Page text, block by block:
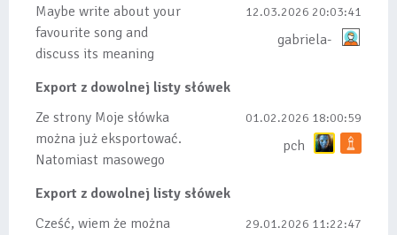
Maybe write about your
favourite song and
discuss its meaning
12.03.2026 20:03:41
gabriela-
Export z dowolnej listy słówek
Ze strony Moje słówka
można już eksportować.
Natomiast masowego
bo wiąże się...
01.02.2026 18:00:59
pch
Export z dowolnej listy słówek
Cześć, wiem że można
29.01.2026 11:22:47